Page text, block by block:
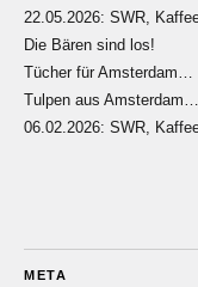
22.05.2026: SWR,
Die Bären sind los!
Tücher für Amsterdam…
Tulpen aus
06.02.2026: SWR,
META